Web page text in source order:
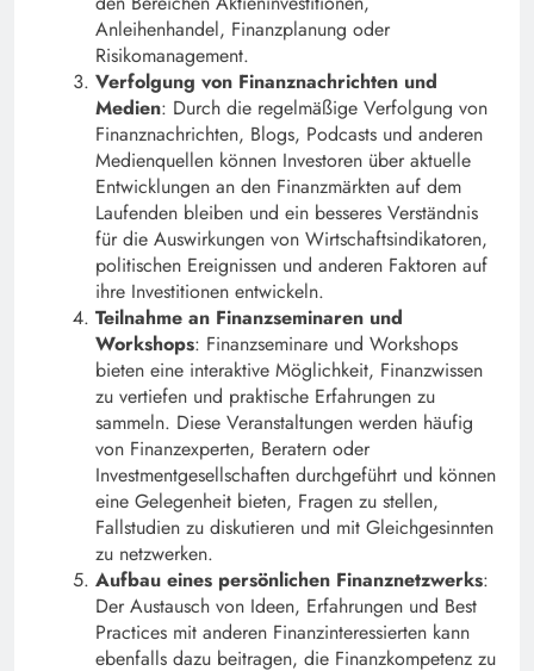
Anleihenhandel, Finanzplanung oder
Risikomanagement.
Verfolgung von Finanznachrichten und
Medien: Durch die regelmäßige Verfolgung von
Finanznachrichten, Blogs, Podcasts und anderen
Medienquellen können Investoren über aktuelle
Entwicklungen an den Finanzmärkten auf dem
Laufenden bleiben und ein besseres Verständnis
für die Auswirkungen von Wirtschaftsindikatoren,
politischen Ereignissen und anderen Faktoren auf
ihre Investitionen entwickeln.
Teilnahme an Finanzseminaren und
Workshops: Finanzseminare und Workshops
bieten eine interaktive Möglichkeit, Finanzwissen
zu vertiefen und praktische Erfahrungen zu
sammeln. Diese Veranstaltungen werden häufig
von Finanzexperten, Beratern oder
Investmentgesellschaften durchgeführt und können
eine Gelegenheit bieten, Fragen zu stellen,
Fallstudien zu diskutieren und mit Gleichgesinnten
zu netzwerken.
Aufbau eines persönlichen Finanznetzwerks:
Der Austausch von Ideen, Erfahrungen und Best
Practices mit anderen Finanzinteressierten kann
ebenfalls dazu beitragen, die Finanzkompetenz zu